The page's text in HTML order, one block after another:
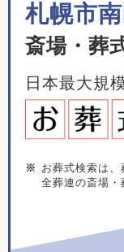
札幌市
斎場・葬
日本最大規
※
お葬式検索は、
全葬連の斎場・